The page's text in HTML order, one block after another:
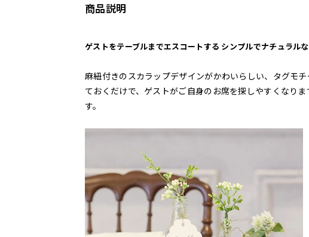
商品説明
ゲストをテーブルまでエスコートする シンプルでナチュラル
麻紐付きのスカラップデザインがかわいらしい、タグモ
ておくだけで、ゲストがご自身のお席を探しやすくなり
す。